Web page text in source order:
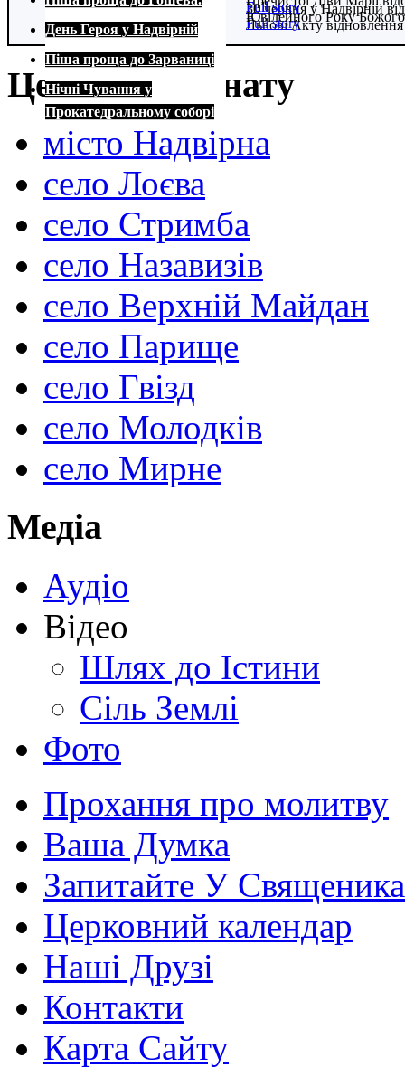
День Героя у Надвірній
Піша проща до Зарваниці
Нічні Чування у
Прокатедральному соборі
30 червня у Надвірній
Львові Акту
Full story
Full story
Full story
Ювілейного Року
Full story
Церкви Деканату
місто Надвірна
село Лоєва
село Стримба
село Назавизів
село Верхній Майдан
село Парище
село Гвізд
село Молодків
село Мирне
Медіа
Аудіо
Відео
Шлях до Істини
Сіль Землі
Фото
Прохання про молитву
Ваша Думка
Запитайте У Священика
Церковний календар
Наші Друзі
Контакти
Карта Сайту